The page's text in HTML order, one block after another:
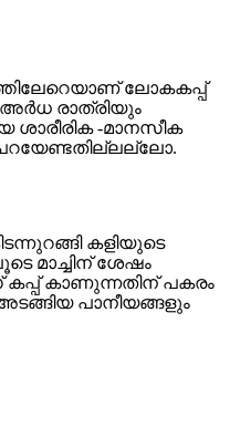
ലോകകപ്പ്
രാത്രിയും
ശാരീരിക -മാനസീക
കളിയുടെ
മാച്ചിന് ശേഷം
കാണുന്നതിന് പകരം
പാനീയങ്ങളും